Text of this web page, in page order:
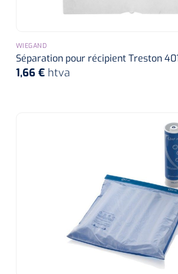
WIEGAND
Séparation pour récipient Treston
1,66 € htva